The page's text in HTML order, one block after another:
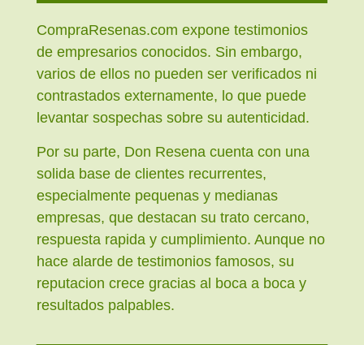
CompraResenas.com expone testimonios
de empresarios conocidos. Sin embargo,
varios de ellos no pueden ser verificados ni
contrastados externamente, lo que puede
levantar sospechas sobre su autenticidad.
Por su parte, Don Resena cuenta con una
solida base de clientes recurrentes,
especialmente pequenas y medianas
empresas, que destacan su trato cercano,
respuesta rapida y cumplimiento. Aunque no
hace alarde de testimonios famosos, su
reputacion crece gracias al boca a boca y
resultados palpables.